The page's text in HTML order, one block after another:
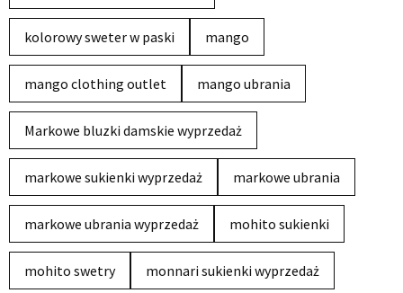
kolorowy sweter w paski mango
mango clothing outlet mango ubrania
Markowe bluzki damskie wyprzedaż
markowe sukienki wyprzedaż markowe ubrania
markowe ubrania wyprzedaż mohito sukienki
mohito swetry monnari sukienki wyprzedaż